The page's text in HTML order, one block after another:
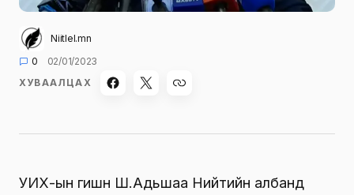
Niitlel.mn
0
02/01/2023
ХУВААЛЦАХ
УИХ-ын гишүүн Ш.Адьшаа Нийтийн албанд